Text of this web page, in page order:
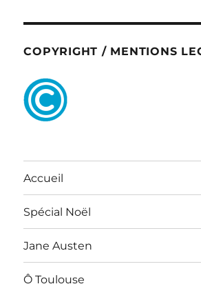
COPYRIGHT / MENTIONS
Accueil
Spécial Noël
Jane Austen
Ô Toulouse